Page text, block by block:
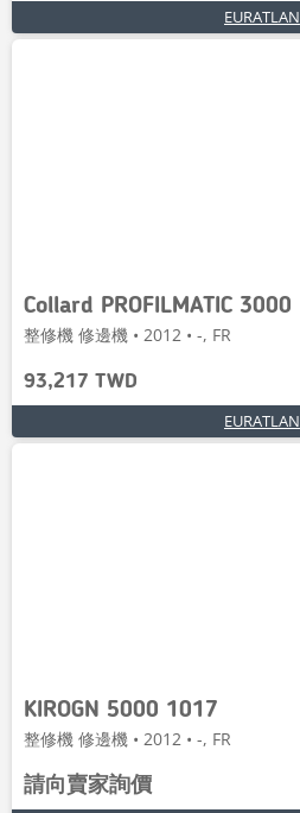
EURATLAN
Collard PROFILMATIC 3000
整修機 修邊機 • 2012 • -, FR
93,217 TWD
EURATLAN
KIROGN 5000 1017
整修機 修邊機 • 2012 • -, FR
請向賣家詢價